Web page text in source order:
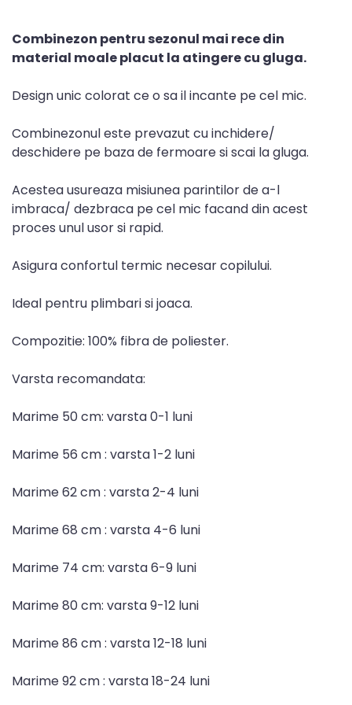
Combinezon pentru sezonul mai rece din
material moale placut la atingere cu gluga.
Design unic colorat ce o sa il incante pe cel mic.
Combinezonul este prevazut cu inchidere/
deschidere pe baza de fermoare si scai la gluga.
Acestea usureaza misiunea parintilor de a-l
imbraca/ dezbraca pe cel mic facand din acest
proces unul usor si rapid.
Asigura confortul termic necesar copilului.
Ideal pentru plimbari si joaca.
Compozitie: 100% fibra de poliester.
Varsta recomandata:
Marime 50 cm: varsta 0-1 luni
Marime 56 cm : varsta 1-2 luni
Marime 62 cm : varsta 2-4 luni
Marime 68 cm : varsta 4-6 luni
Marime 74 cm: varsta 6-9 luni
Marime 80 cm: varsta 9-12 luni
Marime 86 cm : varsta 12-18 luni
Marime 92 cm : varsta 18-24 luni